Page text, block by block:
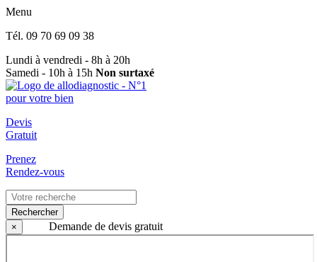
Menu
Tél. 09 70 69 09 38
Lundi à vendredi - 8h à 20h
Samedi - 10h à 15h Non surtaxé
Devis
Gratuit
Prenez
Rendez-vous
Rechercher
×
Demande de devis gratuit